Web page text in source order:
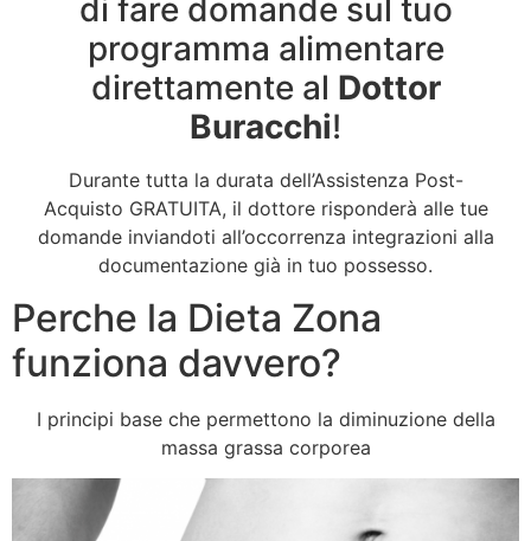
di fare domande sul tuo
programma alimentare
direttamente al Dottor
Buracchi!
Durante tutta la durata dell’Assistenza Post-
Acquisto GRATUITA, il dottore risponderà alle tue
domande inviandoti all’occorrenza integrazioni alla
documentazione già in tuo possesso.
Perche la Dieta Zona
funziona davvero?
I principi base che permettono la diminuzione della
massa grassa corporea